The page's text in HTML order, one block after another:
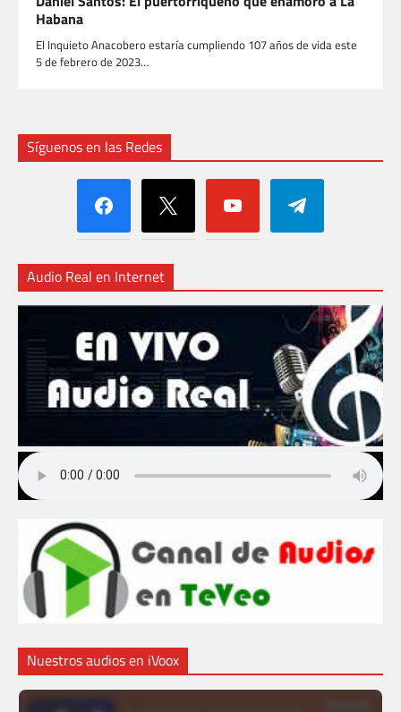
Habana
El Inquieto Anacobero estaría cumpliendo 107 años de vida este
5 de febrero de 2023…
Síguenos en las Redes
facebook x youtube telegram
Audio Real en Internet
Nuestros audios en iVoox